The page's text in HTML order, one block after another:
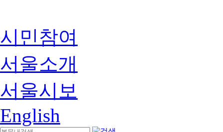
시민참여
서울소개
서울시보
English